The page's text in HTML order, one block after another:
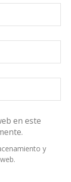
en este
y